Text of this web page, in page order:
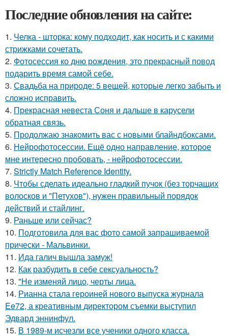
Последние обновления на сайте:
1. Челка - шторка: кому подходит, как носить и с какими
стрижками сочетать.
2. Фотосессия ко дню рождения, это прекрасный повод
подарить время самой себе.
3. Свадьба на природе: 5 вещей, которые легко забыть и
сложно исправить.
4. Прекрасная невеста Соня и дальше в карусели
обратная связь.
5. Продолжаю знакомить вас с новыми блайндбоксами.
6. Нейрофотосессии. Ещё одно направление, которое
мне интересно пробовать, - нейрофотосессии.
7. Strictly Match Reference Identity.
8. Чтобы сделать идеально гладкий пучок (без торчащих
волосков и "Петухов"), нужен правильный порядок
действий и стайлинг.
9. Раньше или сейчас?
10. Подготовила для вас фото самой запрашиваемой
прически - Мальвинки.
11. Ида галич вышла замуж!
12. Как разбудить в себе сексуальность?
13. "Не изменяй лицо, черты лица.
14. Рианна стала героиней нового выпуска журнала
Ee72, а креативным директором съемки выступил
Эдвард эннинфул.
15. В 1989-м исчезли все ученики одного класса.